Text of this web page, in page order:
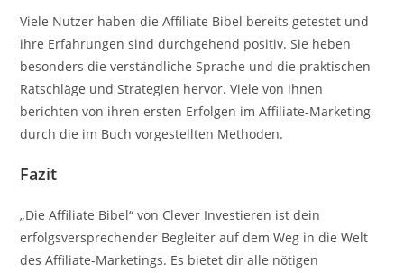
Viele Nutzer haben die Affiliate Bibel bereits getestet und
ihre Erfahrungen sind durchgehend positiv. Sie heben
besonders die verständliche Sprache und die praktischen
Ratschläge und Strategien hervor. Viele von ihnen
berichten von ihren ersten Erfolgen im Affiliate-Marketing
durch die im Buch vorgestellten Methoden.
Fazit
„Die Affiliate Bibel“ von Clever Investieren ist dein
erfolgsversprechender Begleiter auf dem Weg in die Welt
des Affiliate-Marketings. Es bietet dir alle nötigen